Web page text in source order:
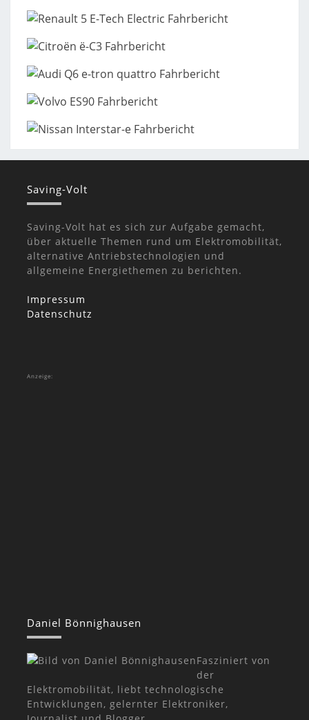
Saving-Volt
Saving-Volt hat es sich zur Aufgabe gemacht,
über aktuelle Themen rund um Elektromobilität,
alternative Antriebstechnologien und
allgemeine Energiethemen zu berichten.
Impressum
Datenschutz
Anzeige:
Daniel Bönnighausen
Fasziniert von
der
Elektromobilität, liebt technologische
Entwicklungen, gelernter Elektroniker,